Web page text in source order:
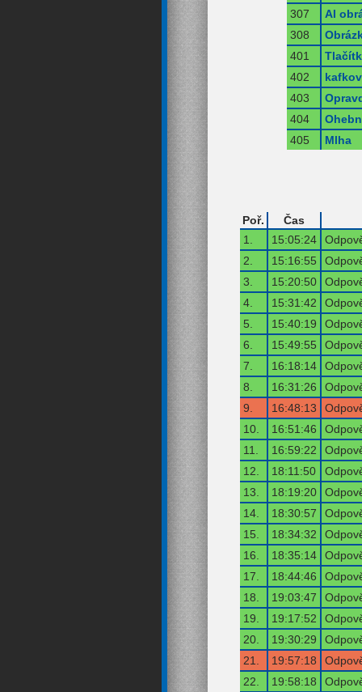
307
AI
308
401
402
403
404
405
Mlha
Poř.
Čas
1.
15:05:24
2.
15:16:55
3.
15:20:50
4.
15:31:42
5.
15:40:19
6.
15:49:55
7.
16:18:14
8.
16:31:26
9.
16:48:13
10.
16:51:46
11.
16:59:22
12.
18:11:50
13.
18:19:20
14.
18:30:57
15.
18:34:32
16.
18:35:14
17.
18:44:46
18.
19:03:47
19.
19:17:52
20.
19:30:29
21.
19:57:18
22.
19:58:18